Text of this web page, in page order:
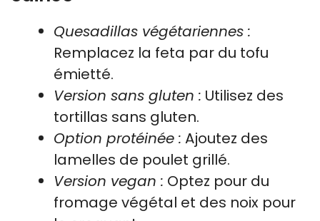
Quesadillas végétariennes :
Remplacez la feta par du tofu
émietté.
Version sans gluten : Utilisez des
tortillas sans gluten.
Option protéinée : Ajoutez des
lamelles de poulet grillé.
Version vegan : Optez pour du
fromage végétal et des noix pour